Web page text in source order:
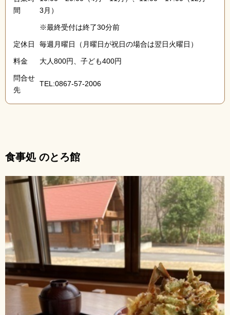
間
3月）
※最終受付は終了30分前
定休日 毎週月曜日（月曜日が祝日の場合は翌日火曜日）
料金 大人800円、子ども400円
問合せ
先
TEL:0867-57-2006
食事処 のとろ館